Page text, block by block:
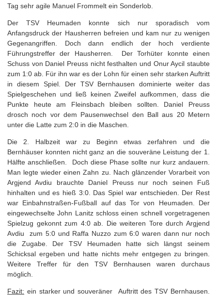
Tag sehr agile Manuel Frommelt ein Sonderlob.
Der TSV Heumaden konnte sich nur sporadisch vom
Anfangsdruck der Hausherren befreien und kam nur zu wenigen
Gegenangriffen. Doch dann endlich der hoch verdiente
Führungstreffer der Hausherren. Der Torhüter konnte einen
Schuss von Daniel Preuss nicht festhalten und Onur Aycil staubte
zum 1:0 ab. Für ihn war es der Lohn für einen sehr starken Auftritt
in diesem Spiel. Der TSV Bernhausen dominierte weiter das
Spielgeschehen und ließ keinen Zweifel aufkommen, dass die
Punkte heute am Fleinsbach bleiben sollten. Daniel Preuss
drosch noch vor dem Pausenwechsel den Ball aus 20 Metern
unter die Latte zum 2:0 in die Maschen.
Die 2. Halbzeit war zu Beginn etwas zerfahren und die
Bernhäuser konnten nicht ganz an die souveräne Leistung der 1.
Hälfte anschließen. Doch diese Phase sollte nur kurz andauern.
Man legte wieder einen Zahn zu. Nach glänzender Vorarbeit von
Argjend Avdiu brauchte Daniel Preuss nur noch seinen Fuß
hinhalten und es hieß 3:0. Das Spiel war entschieden. Der Rest
war Einbahnstraßen-Fußball auf das Tor von Heumaden. Der
eingewechselte John Lanitz schloss einen schnell vorgetragenen
Spielzug gekonnt zum 4:0 ab. Die weiteren Tore durch Argjend
Avdiu zum 5:0 und Raffa Nuzzo zum 6:0 waren dann nur noch
die Zugabe. Der TSV Heumaden hatte sich längst seinem
Schicksal ergeben und hatte nichts mehr entgegen zu bringen.
Weitere Treffer für den TSV Bernhausen waren durchaus
möglich.
Fazit: ein starker und souveräner Auftritt des TSV Bernhausen.